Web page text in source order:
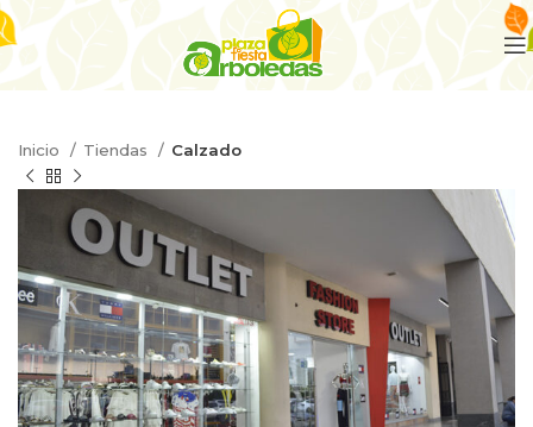
Inicio Tiendas Calzado